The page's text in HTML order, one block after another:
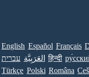
English Español Français
עברית العَرَبِيَّة हिन्दी
Türkçe Polski Româna